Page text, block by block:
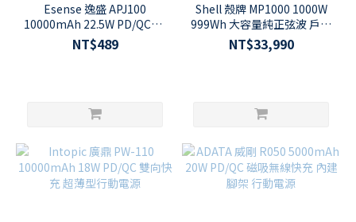
Esense 逸盛 APJ100
10000mAh 22.5W PD/QC3.0
自帶線多功能行動電源
NT$489
Shell 殼牌 MP1000 1000W
999Wh 大容量純正弦波 戶外
儲能行動電源
NT$33,990